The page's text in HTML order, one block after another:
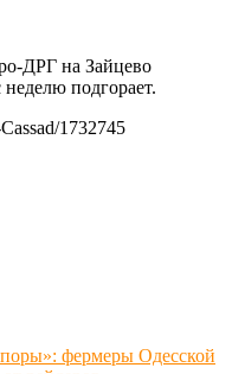
ДРГ на Зайцево
неделю подгорает.
1732745
фермеры Одесской